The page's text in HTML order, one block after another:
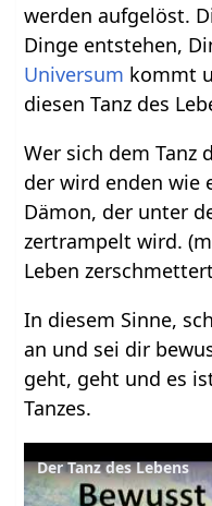
werden aufgelöst.
Dinge entstehen,
Universum kommt
diesen Tanz des
Wer sich dem Tanz
der wird enden wie
Dämon, der unter
zertrampelt wird.
Leben
In diesem Sinne,
an und sei dir
geht, geht und es
Tanzes.
Der Tanz des Lebens